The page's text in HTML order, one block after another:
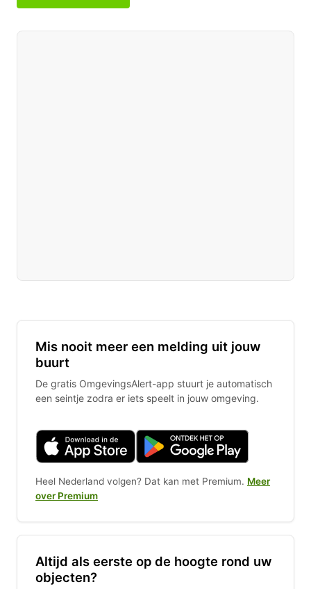
Mis nooit meer een melding uit jouw
buurt
De gratis OmgevingsAlert-app stuurt je automatisch
een seintje zodra er iets speelt in jouw omgeving.
Heel Nederland volgen? Dat kan met Premium. Meer
over Premium
Altijd als eerste op de hoogte rond uw
objecten?